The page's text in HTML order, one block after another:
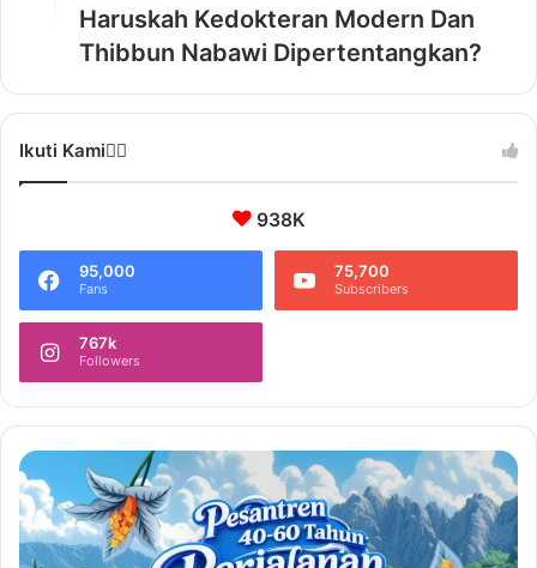
Haruskah Kedokteran Modern Dan
Thibbun Nabawi Dipertentangkan?
Ikuti Kami❤️‍🔥
938K
95,000
Fans
75,700
Subscribers
767k
Followers